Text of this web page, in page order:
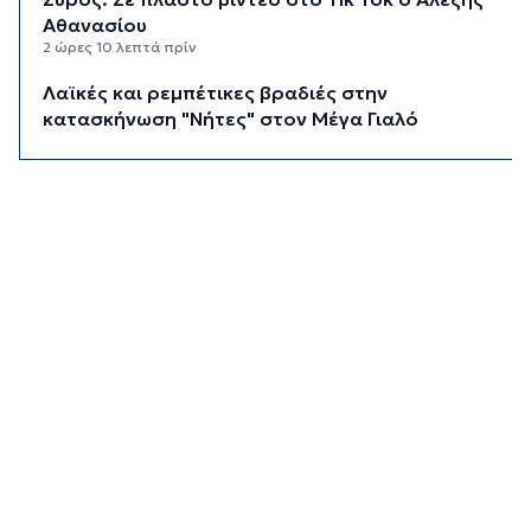
Αθανασίου
2 ώρες 10 λεπτά πρίν
Λαϊκές και ρεμπέτικες βραδιές στην
κατασκήνωση "Νήτες" στον Μέγα Γιαλό